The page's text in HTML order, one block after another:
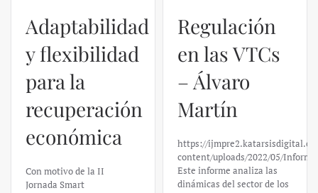
Regulación
en las VTCs
– Álvaro
Martín
https://ijmpre2.katarsisdigital.com/wp-
content/uploads/2022/05/Informe_sobre_las_VTC.pdf
Este informe analiza las
dinámicas del sector de los
El caso de
Silicon
Valley Bank:
un análisis